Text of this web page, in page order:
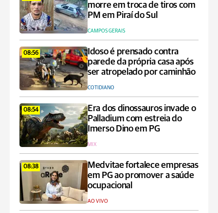
morre em troca de tiros com
PM em Piraí do Sul
CAMPOS GERAIS
08:56
Idoso é prensado contra
parede da própria casa após
ser atropelado por caminhão
COTIDIANO
08:54
Era dos dinossauros invade o
Palladium com estreia do
Imerso Dino em PG
MIX
08:38
Medvitae fortalece empresas
em PG ao promover a saúde
ocupacional
AO VIVO